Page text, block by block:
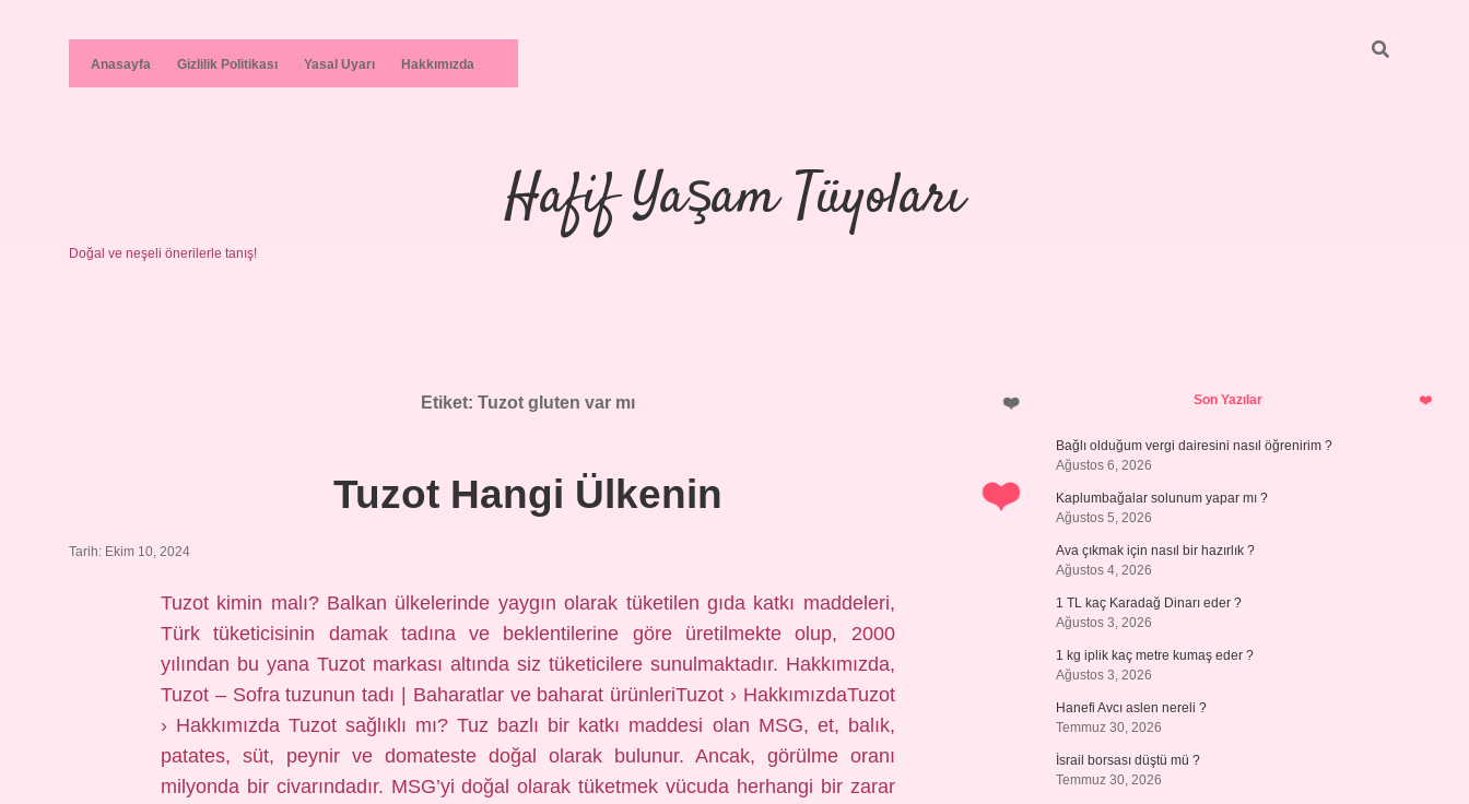
Anasayfa Gizlilik Politikası Yasal Uyarı Hakkımızda
Hafif Yaşam Tüyoları
Doğal ve neşeli önerilerle tanış!
Etiket: Tuzot gluten var mı
Tuzot Hangi Ülkenin
Tarih: Ekim 10, 2024
Tuzot kimin malı? Balkan ülkelerinde yaygın olarak tüketilen gıda katkı maddeleri,
Türk tüketicisinin damak tadına ve beklentilerine göre üretilmekte olup, 2000
yılından bu yana Tuzot markası altında siz tüketicilere sunulmaktadır. Hakkımızda,
Tuzot – Sofra tuzunun tadı | Baharatlar ve baharat ürünleriTuzot › HakkımızdaTuzot
› Hakkımızda Tuzot sağlıklı mı? Tuz bazlı bir katkı maddesi olan MSG, et, balık,
patates, süt, peynir ve domateste doğal olarak bulunur. Ancak, görülme oranı
milyonda bir civarındadır. MSG’yi doğal olarak tüketmek vücuda herhangi bir zarar
SidebarSon Yazılar
Bağlı olduğum vergi dairesini nasıl öğrenirim ?
Ağustos 6, 2026
Kaplumbağalar solunum yapar mı ?
Ağustos 5, 2026
Ava çıkmak için nasıl bir hazırlık ?
Ağustos 4, 2026
1 TL kaç Karadağ Dinarı eder ?
Ağustos 3, 2026
1 kg iplik kaç metre kumaş eder ?
Ağustos 3, 2026
Hanefi Avcı aslen nereli ?
Temmuz 30, 2026
İsrail borsası düştü mü ?
Temmuz 30, 2026